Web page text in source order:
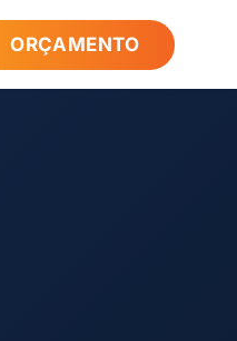
ORÇAMENTO